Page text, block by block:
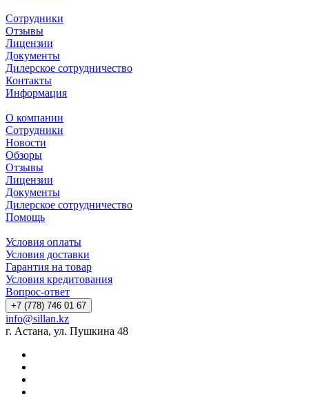
Сотрудники
Отзывы
Лицензии
Документы
Дилерское сотрудничество
Контакты
Информация
О компании
Сотрудники
Новости
Обзоры
Отзывы
Лицензии
Документы
Дилерское сотрудничество
Помощь
Условия оплаты
Условия доставки
Гарантия на товар
Условия кредитования
Вопрос-ответ
+7 (778) 746 01 67
info@sillan.kz
г. Астана, ул. Пушкина 48